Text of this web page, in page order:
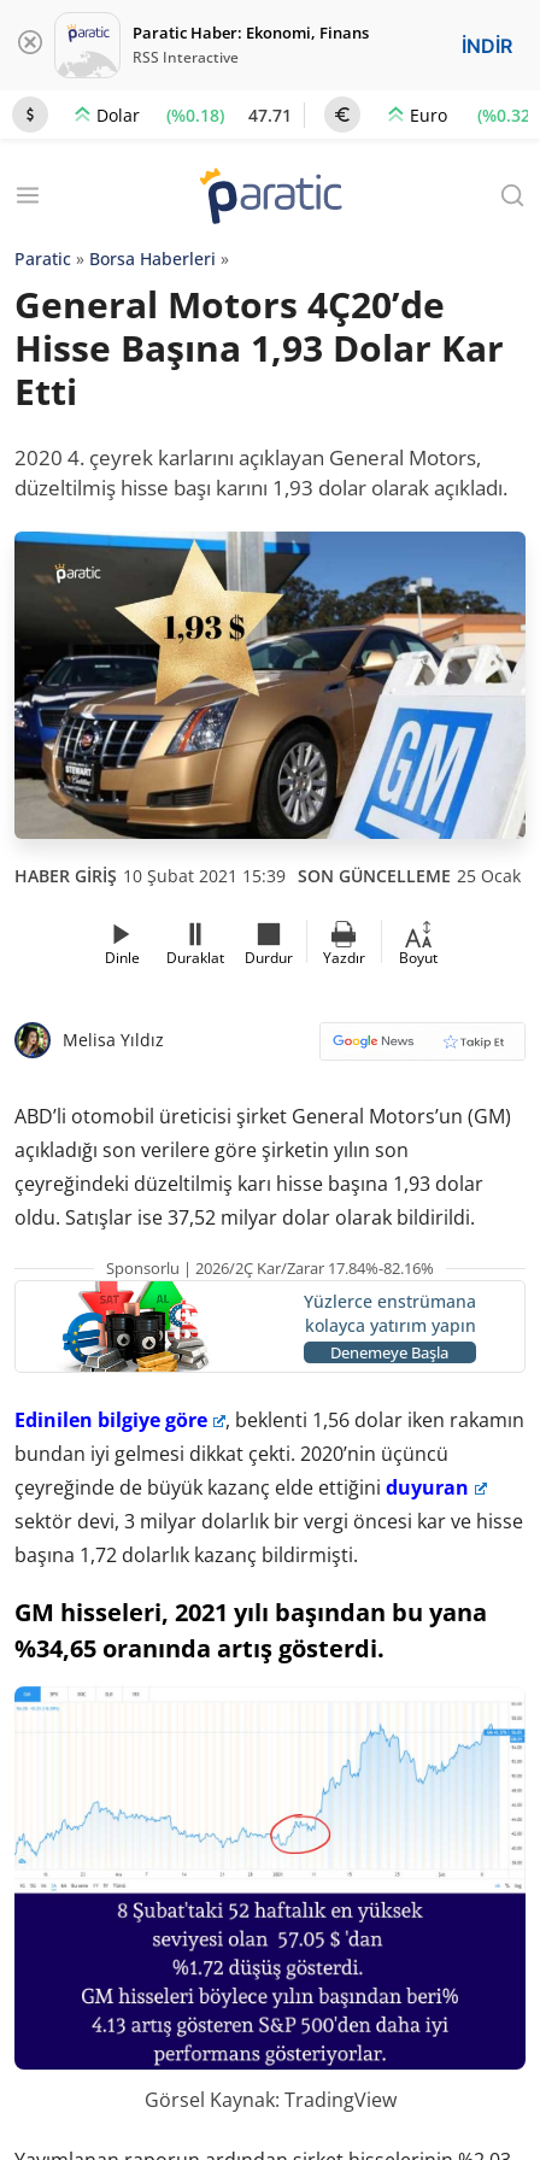
Paratic Haber: Ekonomi, Finans
RSS Interactive İNDİR
Dolar (%0.18) 47.71 Euro (%0.32)
Paratic » Borsa Haberleri »
General Motors 4Ç20’de
Hisse Başına 1,93 Dolar Kar
Etti
2020 4. çeyrek karlarını açıklayan General Motors,
düzeltilmiş hisse başı karını 1,93 dolar olarak açıkladı.
HABER GİRİŞ 10 Şubat 2021 15:39 SON GÜNCELLEME 25 Ocak
Dinle Duraklat Durdur Yazdır Boyut
Melisa Yıldız
ABD’li otomobil üreticisi şirket General Motors’un (GM)
açıkladığı son verilere göre şirketin yılın son
çeyreğindeki düzeltilmiş karı hisse başına 1,93 dolar
oldu. Satışlar ise 37,52 milyar dolar olarak bildirildi.
Sponsorlu | 2026/2Ç Kar/Zarar 17.84%-82.16%
Yüzlerce enstrümana
kolayca yatırım yapın
Denemeye Başla
Edinilen bilgiye göre
, beklenti 1,56 dolar iken rakamın
bundan iyi gelmesi dikkat çekti. 2020’nin üçüncü
çeyreğinde de büyük kazanç elde ettiğini duyuran
sektör devi, 3 milyar dolarlık bir vergi öncesi kar ve hisse
başına 1,72 dolarlık kazanç bildirmişti.
GM hisseleri, 2021 yılı başından bu yana
%34,65 oranında artış gösterdi.
Görsel Kaynak: TradingView